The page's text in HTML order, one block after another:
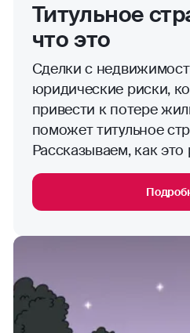
Титульное
что это
Сделки с
юридические риски,
привести к потере
поможет титульное
Рассказываем, как это